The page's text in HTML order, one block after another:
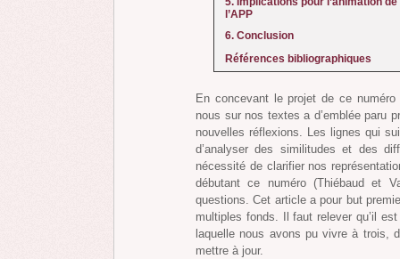
l’APP
6. Conclusion
Références bibliographiques
En concevant le projet de ce numéro
nous sur nos textes a d’emblée paru
nouvelles réflexions. Les lignes qui
d’analyser des similitudes et des
nécessité de clarifier nos
débutant ce numéro (Thiébaud et
questions. Cet article a pour but
multiples fonds. Il faut relever qu’il
laquelle nous avons pu vivre à trois,
mettre à jour.